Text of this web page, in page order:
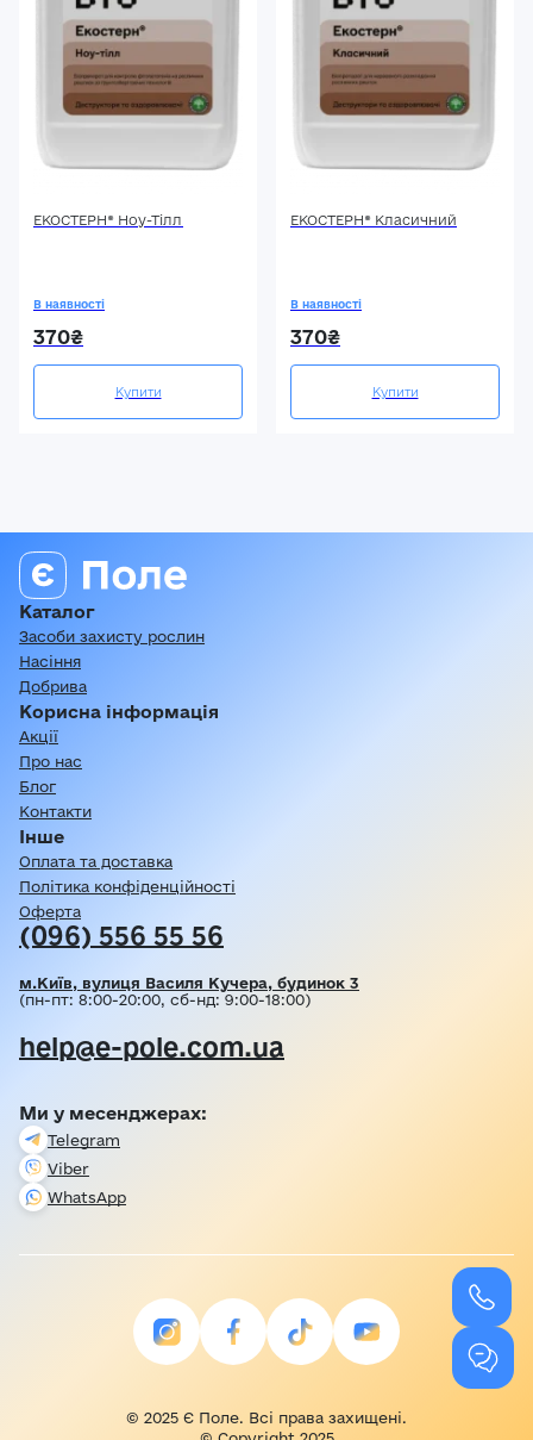
ЕКОСТЕРН® Ноу-Тілл
В наявності
370₴
Купити
ЕКОСТЕРН® Класичний
В наявності
370₴
Купити
Каталог
Засоби захисту рослин
Насіння
Добрива
Корисна інформація
Акції
Про нас
Блог
Контакти
Інше
Оплата та доставка
Політика конфіденційності
Оферта
(096) 556 55 56
м.Київ, вулиця Василя Кучера, будинок 3
(пн-пт: 8:00-20:00, сб-нд: 9:00-18:00)
help@e-pole.com.ua
Ми у месенджерах:
Telegram
Viber
WhatsApp
© 2025 Є Поле. Всі права захищені.